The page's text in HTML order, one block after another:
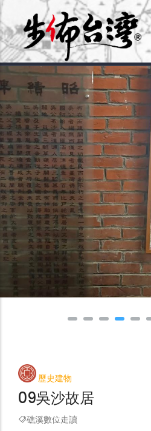
歷史建物
09吳沙故居
礁溪數位走讀